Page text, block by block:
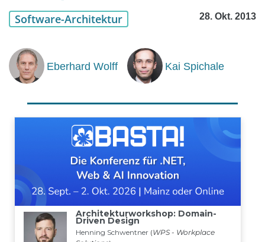
Software-Architektur 28. Okt. 2013
Eberhard Wolff Kai Spichale